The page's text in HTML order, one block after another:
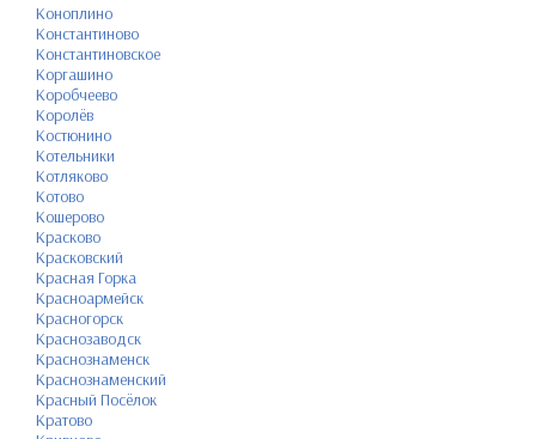
Коноплино
Константиново
Константиновское
Коргашино
Коробчеево
Королёв
Костюнино
Котельники
Котляково
Котово
Кошерово
Красково
Красковский
Красная Горка
Красноармейск
Красногорск
Краснозаводск
Краснознаменск
Краснознаменский
Красный Посёлок
Кратово